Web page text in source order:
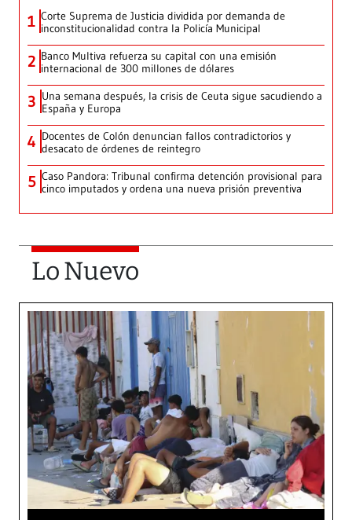
1 Corte Suprema de Justicia dividida por demanda de
inconstitucionalidad contra la Policía Municipal
2 Banco Multiva refuerza su capital con una emisión
internacional de 300 millones de dólares
3 Una semana después, la crisis de Ceuta sigue sacudiendo a
España y Europa
4 Docentes de Colón denuncian fallos contradictorios y
desacato de órdenes de reintegro
5 Caso Pandora: Tribunal confirma detención provisional para
cinco imputados y ordena una nueva prisión preventiva
Lo Nuevo